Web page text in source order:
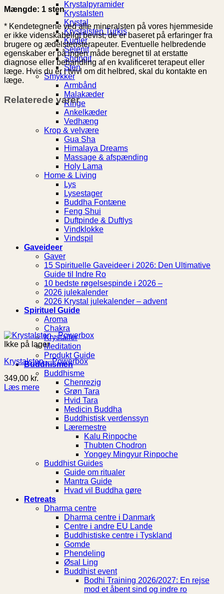
Krystalpyramider
Krystalsten
Krystal
Krystalsten Turkis
Kugler
Selenit
Shungit
Sten
Smykker
Armbånd
Malakæder
Ringe
Ankelkæder
Vedhæng
Krop & velvære
Gua Sha
Himalaya Dreams
Massage & afspænding
Holy Lama
Home & Living
Lys
Lysestager
Buddha Fontæne
Feng Shui
Duftpinde & Duftlys
Vindklokke
Vindspil
Gaveideer
Gaver
15 Spirituelle Gaveideer i 2026: Den Ultimative
Guide til Indre Ro
10 bedste røgelsespinde i 2026 –
2026 julekalender
2026 Krystal julekalender – advent
Spirituel Guide
Aroma
Chakra
Krystaller
Meditation
Produkt Guide
Buddhismen
Buddhisme
Chenrezig
Grøn Tara
Hvid Tara
Medicin Buddha
Buddhistisk verdenssyn
Læremestre
Kalu Rinpoche
Thubten Chodron
Yongey Mingyur Rinpoche
Buddhist Guides
Guide om ritualer
Mantra Guide
Hvad vil Buddha gøre
Retreats
Dharma centre
Dharma centre i Danmark
Centre i andre EU Lande
Buddhistiske centre i Tyskland
Gomde
Phendeling
Øsal Ling
Buddhist event
Bodhi Training 2026/2027: En rejse
mod et åbent sind og indre ro
Mængde: 1 sten
* Kendetegnene ved alle mineralsten på vores hjemmeside
er ikke videnskabeligt bevist; de er baseret på erfaringer fra
brugere og ædelstensterapeuter. Eventuelle helbredende
egenskaber er på ingen måde beregnet til at erstatte
diagnose eller behandling af en kvalificeret terapeut eller
læge. Hvis du er i tvivl om dit helbred, skal du kontakte en
læge.
Relaterede varer
Ikke på lager
Krystalsten – Powerbox
349,00 kr.
Læs mere